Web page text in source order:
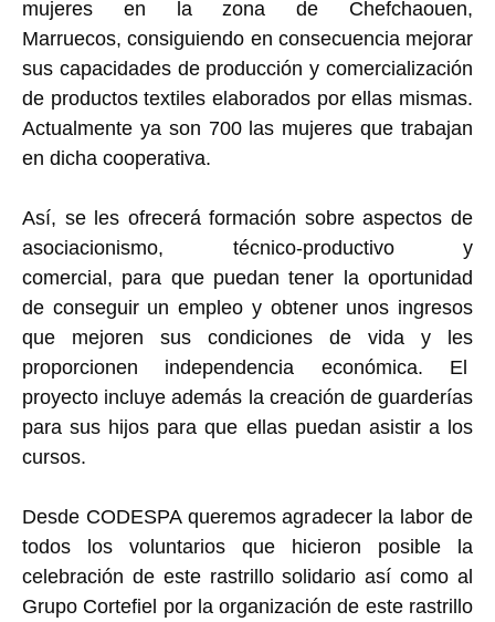
mujeres en la zona de Chefchaouen,
Marruecos, consiguiendo en consecuencia mejorar
sus capacidades de producción y comercialización
de productos textiles elaborados por ellas mismas.
Actualmente ya son 700 las mujeres que trabajan
en dicha cooperativa.
Así, se les ofrecerá formación sobre aspectos de
asociacionismo, técnico-productivo y
comercial, para que puedan tener la oportunidad
de conseguir un empleo y obtener unos ingresos
que mejoren sus condiciones de vida y les
proporcionen independencia económica. El
proyecto incluye además la creación de guarderías
para sus hijos para que ellas puedan asistir a los
cursos.
Desde CODESPA queremos agradecer la labor de
todos los voluntarios que hicieron posible la
celebración de este rastrillo solidario así como al
Grupo Cortefiel por la organización de este rastrillo